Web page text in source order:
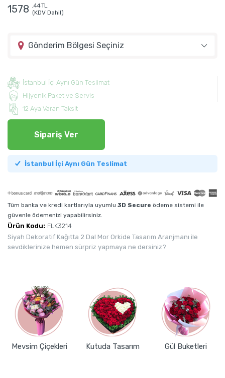
1578 ,44 TL
(KDV Dahil)
Gönderim Bölgesi Seçiniz
İstanbul İçi Aynı Gün Teslimat
Hijyenik Paket ve Servis
12 Aya Varan Taksit
Sipariş Ver
İstanbul İçi Aynı Gün Teslimat
Tüm banka ve kredi kartlarıyla uyumlu 3D Secure ödeme sistemi ile
güvenle ödemenizi yapabilirsiniz.
Ürün Kodu: FLK3214
Siyah Dekoratif Kağıtta 2 Dal Mor Orkide Tasarım Aranjmanı ile
sevdiklerinize hemen sürpriz yapmaya ne dersiniz?
Mevsim Çiçekleri Kutuda Tasarım Gül Buketleri